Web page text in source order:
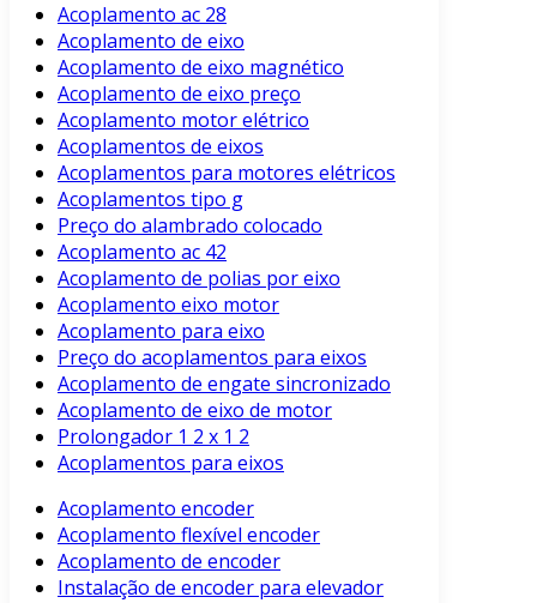
Acoplamento ac 28
Acoplamento de eixo
Acoplamento de eixo magnético
Acoplamento de eixo preço
Acoplamento motor elétrico
Acoplamentos de eixos
Acoplamentos para motores elétricos
Acoplamentos tipo g
Preço do alambrado colocado
Acoplamento ac 42
Acoplamento de polias por eixo
Acoplamento eixo motor
Acoplamento para eixo
Preço do acoplamentos para eixos
Acoplamento de engate sincronizado
Acoplamento de eixo de motor
Prolongador 1 2 x 1 2
Acoplamentos para eixos
Acoplamento encoder
Acoplamento flexível encoder
Acoplamento de encoder
Instalação de encoder para elevador